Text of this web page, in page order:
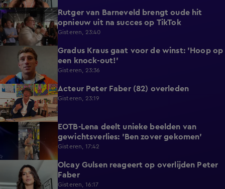
1:29
Rutger van Barneveld brengt oude hit
opnieuw uit na succes op TikTok
Gisteren, 23:40
Gradus Kraus gaat voor de winst: 'Hoop op
een knock-out!'
Gisteren, 23:36
2:11 Acteur Peter Faber (82) overleden
Gisteren, 23:19
0:13
EOTB-Lena deelt unieke beelden van
gewichtsverlies: 'Ben zover gekomen'
Gisteren, 17:42
Olcay Gulsen reageert op overlijden Peter
Faber
Gisteren, 16:17